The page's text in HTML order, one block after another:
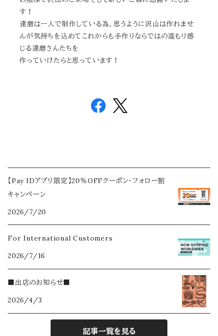
す！
達磨は一人で制作している為、思うように沢山は作れませ
んが気持ちを込めてこれからも手作りならではの温もり感
じる達磨さんたちを
作っていけたらと思っています！
【Pay IDアプリ限定】20％OFFクーポン・フォロー割
キャンペーン
2026/7/20
For International Customers
2026/7/16
■出店のお知らせ■
2026/4/3
記事一覧を見る